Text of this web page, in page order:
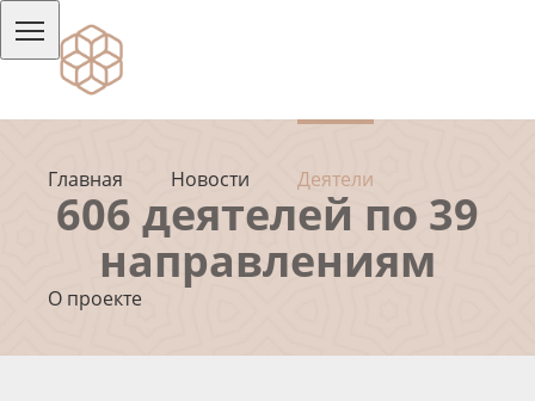
Главная Новости Деятели
О проекте
606 деятелей по 39
направлениям